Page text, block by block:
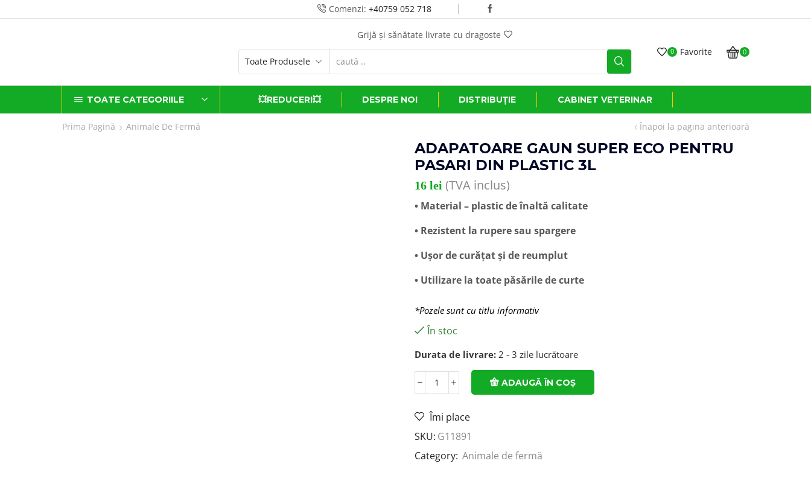
Comenzi: +40759 052 718
0 Favorite 0
TOATE CATEGORIILE 💥REDUCERI💥 DESPRE NOI DISTRIBUȚIE CABINET VETERINAR
Prima Pagină Animale De Fermă Înapoi la pagina anterioară
ADAPATOARE GAUN SUPER ECO PENTRU
PASARI DIN PLASTIC 3L
16 lei (TVA inclus)
• Material – plastic de înaltă calitate
• Rezistent la rupere sau spargere
• Ușor de curățat și de reumplut
• Utilizare la toate păsările de curte
*Pozele sunt cu titlu informativ
În stoc
Durata de livrare: 2 - 3 zile lucrătoare
ADAUGĂ ÎN COȘ
Îmi place
SKU: G11891
Category: Animale de fermă